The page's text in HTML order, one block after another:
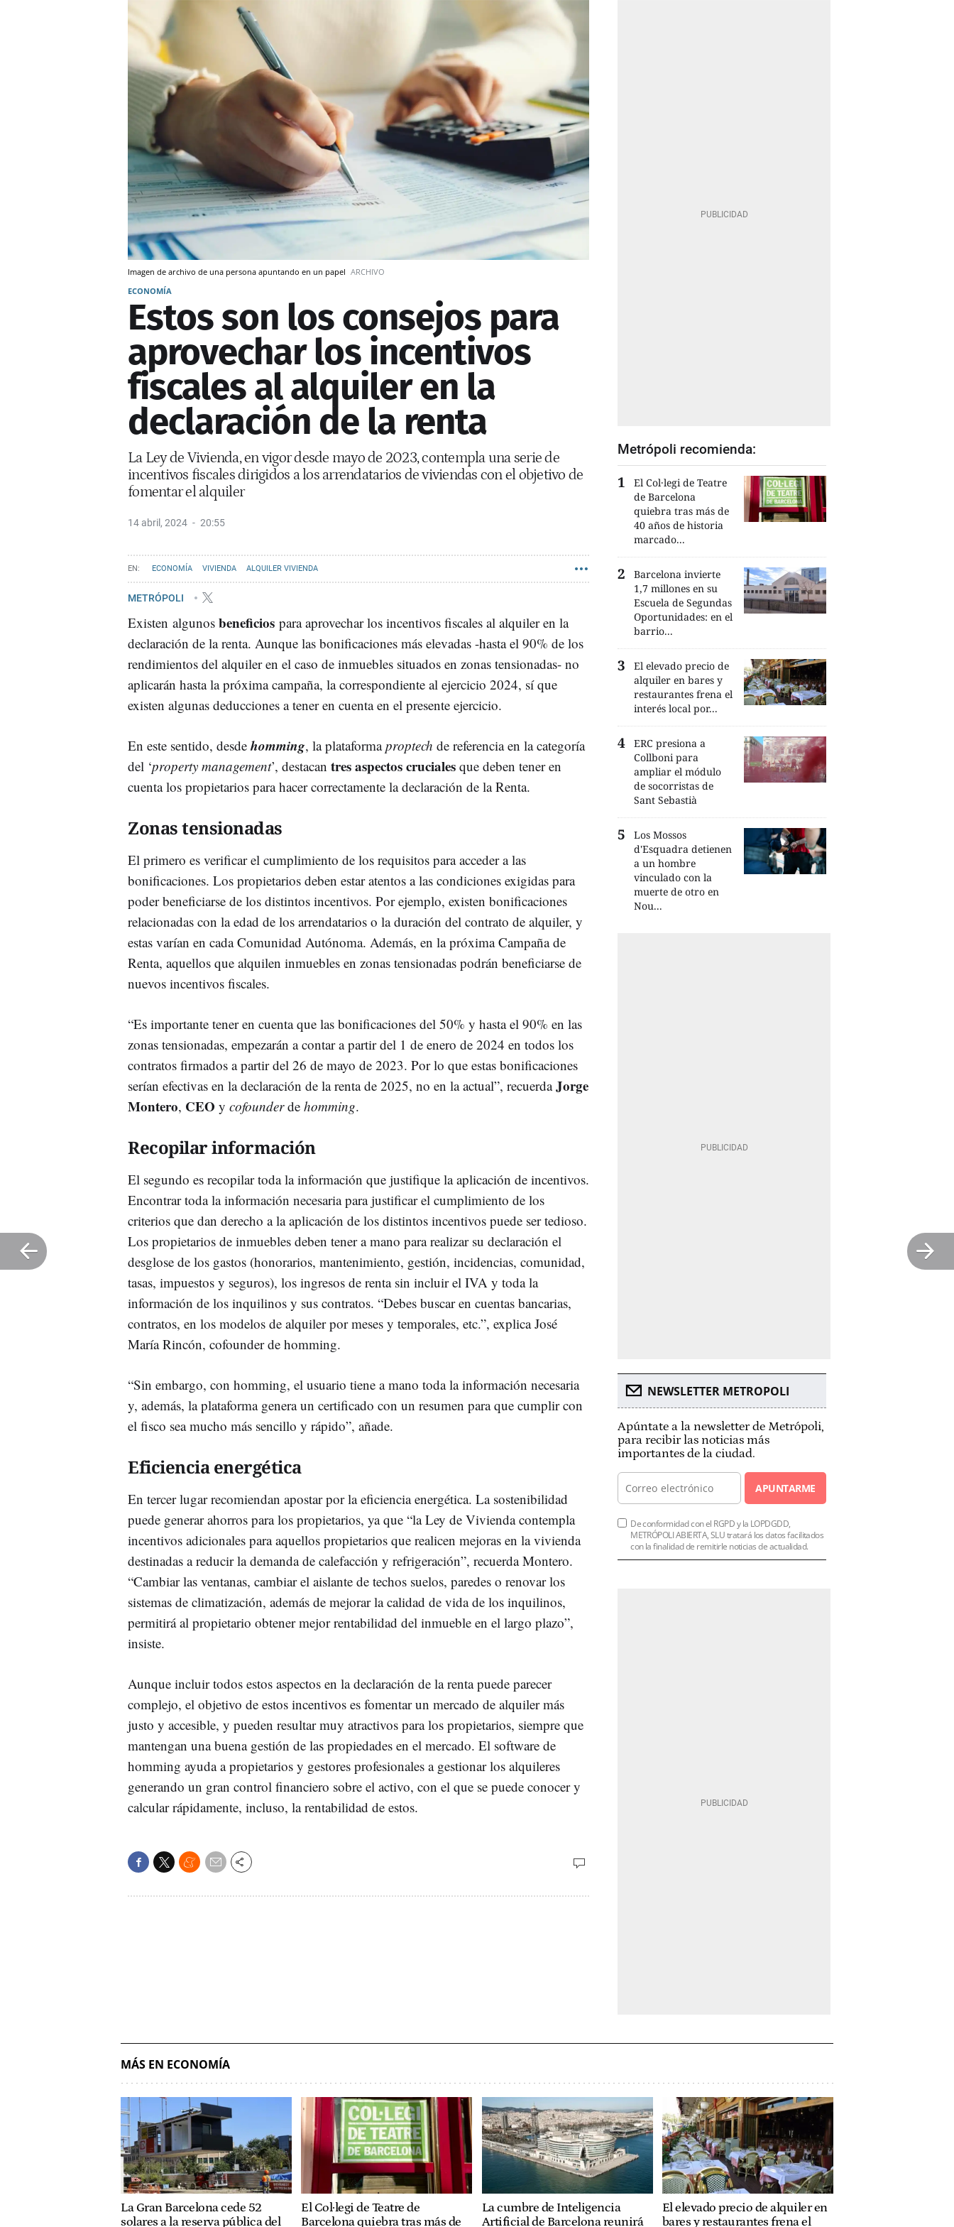
Imagen de archivo de una persona apuntando en un papel ARCHIVO
ECONOMÍA
Estos son los consejos para
aprovechar los incentivos
fiscales al alquiler en la
declaración de la renta
La Ley de Vivienda, en vigor desde mayo de 2023, contempla una serie de
incentivos fiscales dirigidos a los arrendatarios de viviendas con el objetivo de
fomentar el alquiler
14 abril, 2024 20:55
ECONOMÍA VIVIENDA ALQUILER VIVIENDA
METRÓPOLI
Existen algunos beneficios para aprovechar los incentivos fiscales al alquiler en la
declaración de la renta. Aunque las bonificaciones más elevadas -hasta el 90% de los
rendimientos del alquiler en el caso de inmuebles situados en zonas tensionadas- no
aplicarán hasta la próxima campaña, la correspondiente al ejercicio 2024, sí que
existen algunas deducciones a tener en cuenta en el presente ejercicio.
En este sentido, desde homming, la plataformaproptech de referencia en la categoría
del ‘property management’, destacan tres aspectos cruciales que deben tener en
cuenta los propietarios para hacer correctamente la declaración de la Renta.
Zonas tensionadas
El primero es verificar el cumplimiento de los requisitos para acceder a las
bonificaciones. Los propietarios deben estar atentos a las condiciones exigidas para
poder beneficiarse de los distintos incentivos. Por ejemplo, existen bonificaciones
relacionadas con la edad de los arrendatarios o la duración del contrato de alquiler, y
estas varían en cada Comunidad Autónoma. Además, en la próxima Campaña de
Renta, aquellos que alquilen inmuebles en zonas tensionadas podrán beneficiarse de
nuevos incentivos fiscales.
“Es importante tener en cuenta que las bonificaciones del 50% y hasta el 90% en las
zonas tensionadas, empezarán a contar a partir del 1 de enero de 2024 en todos los
contratos firmados a partir del 26 de mayo de 2023. Por lo que estas bonificaciones
serían efectivas en la declaración de la renta de 2025, no en la actual”, recuerdaJorge
Montero, CEO y cofounderde homming.
Recopilar información
El segundo es recopilar toda la información que justifique la aplicación de incentivos.
Encontrar toda la información necesaria para justificar el cumplimiento de los
criterios que dan derecho a la aplicación de los distintos incentivos puede ser tedioso.
Los propietarios de inmuebles deben tener a mano para realizar su declaración el
desglose de los gastos (honorarios, mantenimiento, gestión, incidencias, comunidad,
tasas, impuestos y seguros), los ingresos de renta sin incluir el IVA y toda la
información de los inquilinos y sus contratos. “Debes buscar en cuentas bancarias,
contratos, en los modelos de alquiler por meses y temporales, etc.”, explica José
María Rincón, cofounder de homming.
“Sin embargo, con homming, el usuario tiene a mano toda la información necesaria
y, además, la plataforma genera un certificado con un resumen para que cumplir con
el fisco sea mucho más sencillo y rápido”, añade.
Eficiencia energética
En tercer lugar recomiendan apostar por la eficiencia energética. La sostenibilidad
puede generar ahorros para los propietarios, ya que “la Ley de Vivienda contempla
incentivos adicionales para aquellos propietarios que realicen mejoras en la vivienda
destinadas a reducir la demanda de calefacción y refrigeración”, recuerda Montero.
“Cambiar las ventanas, cambiar el aislante de techos suelos, paredes o renovar los
sistemas de climatización, además de mejorar la calidad de vida de los inquilinos,
permitirá al propietario obtener mejor rentabilidad del inmueble en el largo plazo”,
insiste.
Aunque incluir todos estos aspectos en la declaración de la renta puede parecer
complejo, el objetivo de estos incentivos es fomentar un mercado de alquiler más
justo y accesible, y pueden resultar muy atractivos para los propietarios, siempre que
mantengan una buena gestión de las propiedades en el mercado. El software de
homming ayuda a propietarios y gestores profesionales a gestionar los alquileres
generando un gran control financiero sobre el activo, con el que se puede conocer y
calcular rápidamente, incluso, la rentabilidad de estos.
Metrópoli recomienda:
El Col·legi de Teatre
de Barcelona
quiebra tras más de
40 años de historia
marcado...
Barcelona invierte
1,7 millones en su
Escuela de Segundas
Oportunidades: en el
barrio...
El elevado precio de
alquiler en bares y
restaurantes frena el
interés local por...
ERC presiona a
Collboni para
ampliar el módulo
de socorristas de
Sant Sebastià
Los Mossos
d'Esquadra detienen
a un hombre
vinculado con la
muerte de otro en
Nou...
NEWSLETTER METROPOLI
Apúntate a la newsletter de Metrópoli,
para recibir las noticias más
importantes de la ciudad.
APUNTARME
De conformidad con el RGPD y la LOPDGDD,
METRÓPOLI ABIERTA, SLU tratará los datos facilitados
con la finalidad de remitirle noticias de actualidad.
MÁS EN ECONOMÍA
La Gran Barcelona cede 52
solares a la reserva pública del
El Col·legi de Teatre de
Barcelona quiebra tras más de
La cumbre de Inteligencia
Artificial de Barcelona reunirá
El elevado precio de alquiler en
bares y restaurantes frena el